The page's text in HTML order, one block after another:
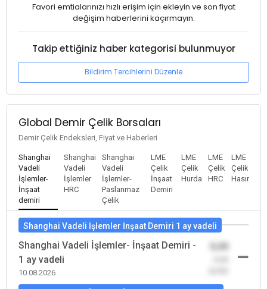
Favori emtialarınızı hızlı erişim için ekleyin ve son fiyat
değişim haberlerini kaçırmayın.
Takip ettiğiniz haber kategorisi bulunmuyor
Bildirim Tercihlerini Düzenle
Global Demir Çelik Borsaları
Demir Çelik Endeksleri, Fiyat ve Haberleri
Shanghai
Vadeli
İşlemler-
İnşaat
demiri
Shanghai
Vadeli
İşlemler
HRC
Shanghai
Vadeli
İşlemler-
Paslanmaz
Çelik
LME
Çelik
İnşaat
Demiri
LME
Çelik
Hurda
LME
Çelik
HRC
LME
Çelik
Hasır
Shanghai Vadeli İşlemler İnşaat Demiri 1 ay vadeli
Shanghai Vadeli İşlemler- İnşaat Demiri -
1 ay vadeli
10.08.2026